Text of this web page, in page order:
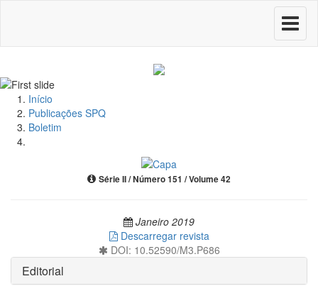
Toggle
Início
Publicações SPQ
Boletim
Série II / Número 151 / Volume 42
Janeiro 2019
Descarregar revista
DOI: 10.52590/M3.P686
Editorial